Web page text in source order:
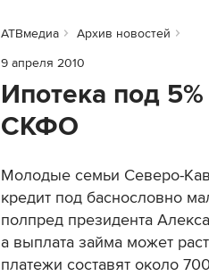
АТВмедиа
Архив новостей
9 апреля 2010
Ипотека под
СКФО
Молодые семьи Северо-
кредит под баснословно
полпред президента
а выплата займа может
платежи составят около